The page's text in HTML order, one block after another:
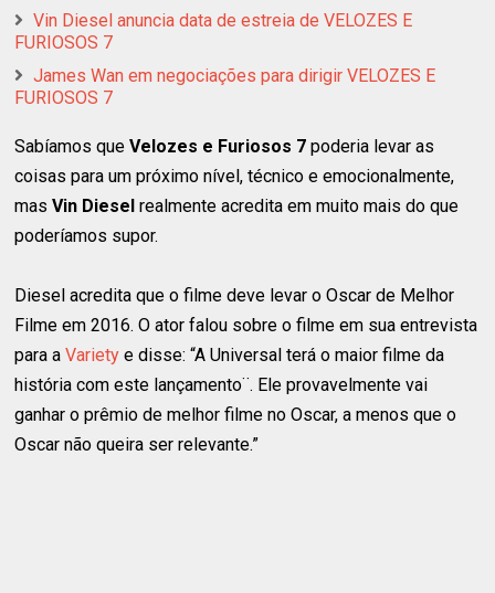
Vin Diesel anuncia data de estreia de VELOZES E
FURIOSOS 7
James Wan em negociações para dirigir VELOZES E
FURIOSOS 7
Sabíamos queVelozes e Furiosos 7 poderia levar as
coisas para um próximo nível, técnico e emocionalmente,
masVin Diesel realmente acredita em muito mais do que
poderíamos supor.
Diesel acredita que o filme deve levar o Oscar de Melhor
Filme em 2016. O ator falou sobre o filme em sua entrevista
para aVariety e disse: “A Universal terá o maior filme da
história com este lançamento¨. Ele provavelmente vai
ganhar o prêmio de melhor filme no Oscar, a menos que o
Oscar não queira ser relevante.”